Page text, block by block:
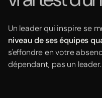
Un leader qui inspire se
niveau de ses équipes
s'effondre en votre
dépendant, pas un leader.